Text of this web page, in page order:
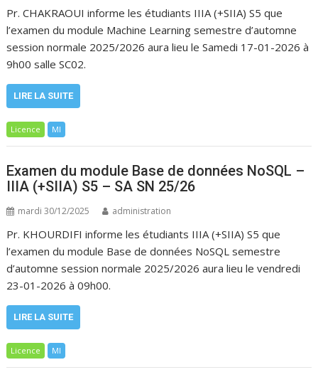
Pr. CHAKRAOUI informe les étudiants IIIA (+SIIA) S5 que
l’examen du module Machine Learning semestre d’automne
session normale 2025/2026 aura lieu le Samedi 17-01-2026 à
9h00 salle SC02.
LIRE LA SUITE
Licence MI
Examen du module Base de données NoSQL –
IIIA (+SIIA) S5 – SA SN 25/26
mardi 30/12/2025 administration
Pr. KHOURDIFI informe les étudiants IIIA (+SIIA) S5 que
l’examen du module Base de données NoSQL semestre
d’automne session normale 2025/2026 aura lieu le vendredi
23-01-2026 à 09h00.
LIRE LA SUITE
Licence MI